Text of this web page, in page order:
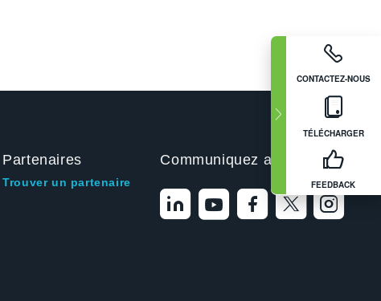
CONTACTEZ-NOUS
TÉLÉCHARGER
FEEDBACK
Partenaires
Trouver un partenaire
Communiquez avec nous